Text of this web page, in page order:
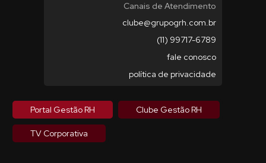
Canais de Atendimento
clube@grupogrh.com.br
(11) 99717-6789
fale conosco
política de privacidade
Portal Gestão RH Clube Gestão RH
TV Corporativa